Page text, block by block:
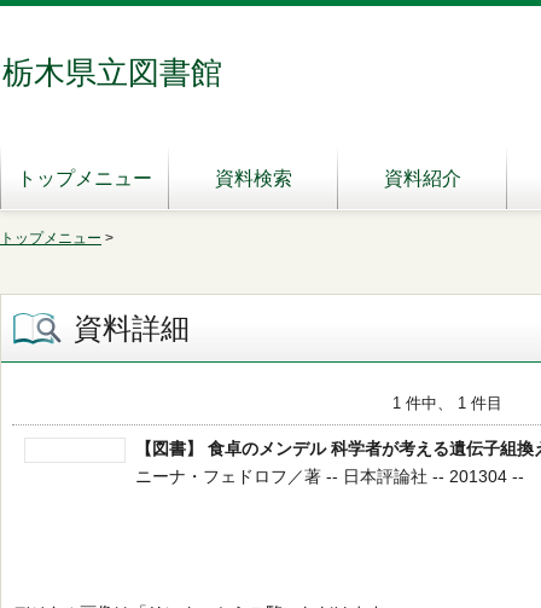
栃木県立図書館
トップメニュー 資料検索 資料紹介
トップメニュー >
資料詳細
1 件中、 1 件目
【図書】 食卓のメンデル 科学者が考える遺伝子組換
ニーナ・フェドロフ／著 -- 日本評論社 -- 201304 --